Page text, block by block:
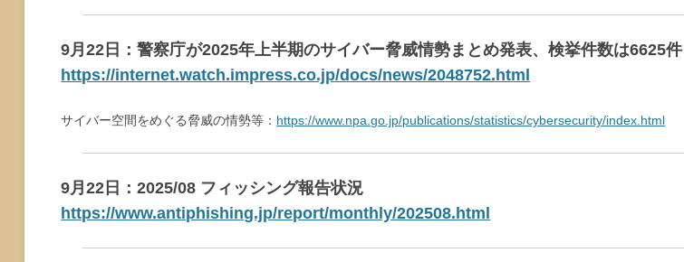
9月22日：警察庁が2025年上半期のサイバー脅威情勢まとめ発表、検挙件数は6625件
https://internet.watch.impress.co.jp/docs/news/2048752.html
サイバー空間をめぐる脅威の情勢等： https://www.npa.go.jp/publications/statistics/cybersecurity/index.html
9月22日：2025/08 フィッシング報告状況
https://www.antiphishing.jp/report/monthly/202508.html